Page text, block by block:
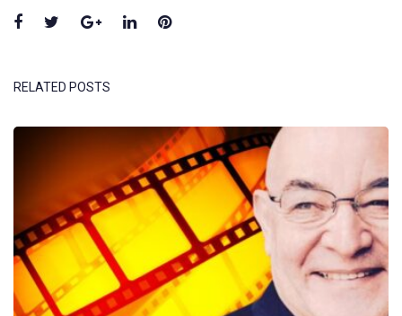
Facebook
TwitterGoogle+LinkedInPinterest
RELATED POSTS